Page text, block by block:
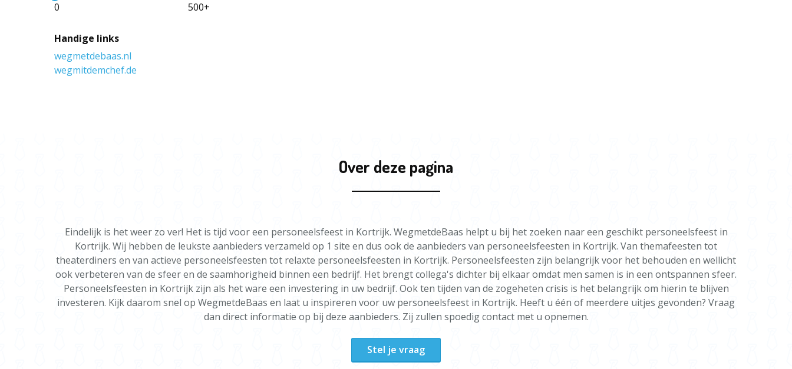
0 500+
Handige links
wegmetdebaas.nl
wegmitdemchef.de
Over deze pagina
Eindelijk is het weer zo ver! Het is tijd voor een personeelsfeest in Kortrijk. WegmetdeBaas helpt u bij het zoeken naar een geschikt personeelsfeest in
Kortrijk. Wij hebben de leukste aanbieders verzameld op 1 site en dus ook de aanbieders van personeelsfeesten in Kortrijk. Van themafeesten tot
theaterdiners en van actieve personeelsfeesten tot relaxte personeelsfeesten in Kortrijk. Personeelsfeesten zijn belangrijk voor het behouden en wellicht
ook verbeteren van de sfeer en de saamhorigheid binnen een bedrijf. Het brengt collega's dichter bij elkaar omdat men samen is in een ontspannen sfeer.
Personeelsfeesten in Kortrijk zijn als het ware een investering in uw bedrijf. Ook ten tijden van de zogeheten crisis is het belangrijk om hierin te blijven
investeren. Kijk daarom snel op WegmetdeBaas en laat u inspireren voor uw personeelsfeest in Kortrijk. Heeft u één of meerdere uitjes gevonden? Vraag
dan direct informatie op bij deze aanbieders. Zij zullen spoedig contact met u opnemen.
Stel je vraag